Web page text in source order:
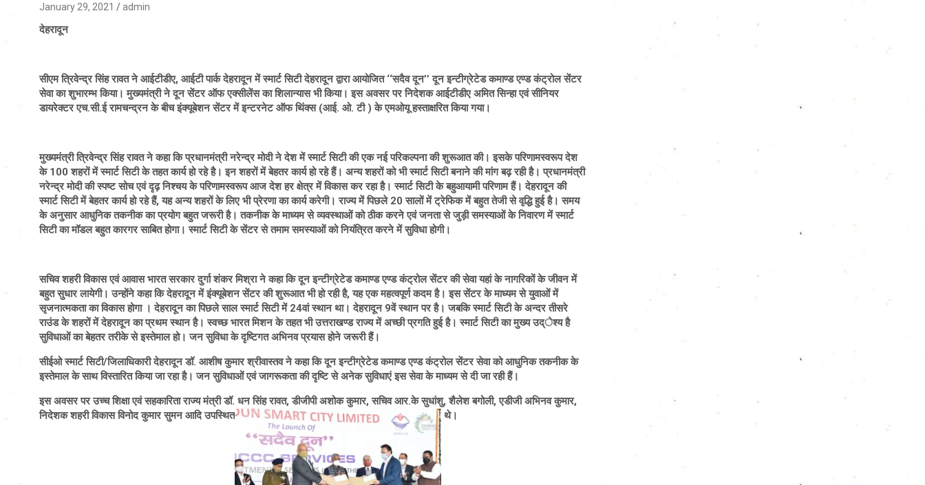
January 29, 2021 admin
देहरादून
सीएम त्रिवेन्द्र सिंह रावत ने आईटीडीए, आईटी पार्क देहरादून में स्मार्ट सिटी देहरादून द्वारा आयोजित ‘‘सदैव दून’’ दून इन्टीग्रेटेड कमाण्ड एण्ड कंट्रोल सेंटर
सेवा का शुभारम्भ किया। मुख्यमंत्री ने दून सेंटर ऑफ एक्सीलेंस का शिलान्यास भी किया। इस अवसर पर निदेशक आईटीडीए अमित सिन्हा एवं सीनियर
डायरेक्टर एच.सी.ई रामचन्द्रन के बीच इंक्यूबेशन सेंटर में इन्टरनेट ऑफ थिंक्स (आई. ओ. टी ) के एमओयू हस्ताक्षरित किया गया।
मुख्यमंत्री त्रिवेन्द्र सिंह रावत ने कहा कि प्रधानमंत्री नरेन्द्र मोदी ने देश में स्मार्ट सिटी की एक नई परिकल्पना की शुरूआत की। इसके परिणामस्वरूप देश
के 100 शहरों में स्मार्ट सिटी के तहत कार्य हो रहे है। इन शहरों में बेहतर कार्य हो रहे हैं। अन्य शहरों को भी स्मार्ट सिटी बनाने की मांग बढ़ रही है। प्रधानमंत्री
नरेन्द्र मोदी की स्पष्ट सोच एवं दृढ़ निश्चय के परिणामस्वरूप आज देश हर क्षेत्र में विकास कर रहा है। स्मार्ट सिटी के बहुआयामी परिणाम हैं। देहरादून की
स्मार्ट सिटी में बेहतर कार्य हो रहे हैं, यह अन्य शहरों के लिए भी प्रेरणा का कार्य करेगी। राज्य में पिछले 20 सालों में ट्रेफिक में बहुत तेजी से वृद्धि हुई है। समय
के अनुसार आधुनिक तकनीक का प्रयोग बहुत जरूरी है। तकनीक के माध्यम से व्यवस्थाओं को ठीक करने एवं जनता से जुड़ी समस्याओं के निवारण में स्मार्ट
सिटी का मॉडल बहुत कारगर साबित होगा। स्मार्ट सिटी के सेंटर से तमाम समस्याओं को नियंत्रित करने में सुविधा होगी।
सचिव शहरी विकास एवं आवास भारत सरकार दुर्गा शंकर मिश्रा ने कहा कि दून इन्टीग्रेटेड कमाण्ड एण्ड कंट्रोल सेंटर की सेवा यहां के नागरिकों के जीवन में
बहुत सुधार लायेगी। उन्होंने कहा कि देहरादून में इंक्यूबेशन सेंटर की शुरूआत भी हो रही है, यह एक महत्वपूर्ण कदम है। इस सेंटर के माध्यम से युवाओं में
सृजनात्मकता का विकास होगा । देहरादून का पिछले साल स्मार्ट सिटी में 24वां स्थान था। देहरादून 9वें स्थान पर है। जबकि स्मार्ट सिटी के अन्दर तीसरे
राउंड के शहरों में देहरादून का प्रथम स्थान है। स्वच्छ भारत मिशन के तहत भी उत्तराखण्ड राज्य में अच्छी प्रगति हुई है। स्मार्ट सिटी का मुख्य उद्ेश्य है
सुविधाओं का बेहतर तरीके से इस्तेमाल हो। जन सुविधा के दृष्टिगत अभिनव प्रयास होने जरूरी हैं।
सीईओ स्मार्ट सिटी/जिलाधिकारी देहरादून डॉ. आशीष कुमार श्रीवास्तव ने कहा कि दून इन्टीग्रेटेड कमाण्ड एण्ड कंट्रोल सेंटर सेवा को आधुनिक तकनीक के
इस्तेमाल के साथ विस्तारित किया जा रहा है। जन सुविधाओं एवं जागरूकता की दृष्टि से अनेक सुविधाएं इस सेवा के माध्यम से दी जा रही हैं।
इस अवसर पर उच्च शिक्षा एवं सहकारिता राज्य मंत्री डॉ. धन सिंह रावत, डीजीपी अशोक कुमार, सचिव आर.के सुधांशु, शैलेश बगोली, एडीजी अभिनव कुमार,
निदेशक शहरी विकास विनोद कुमार सुमन आदि उपस्थित
थे।